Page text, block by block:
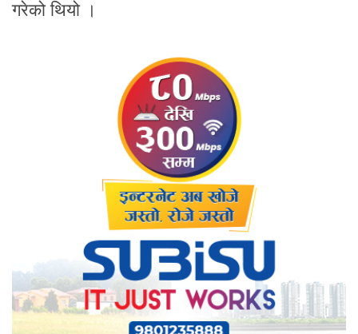
गरेको थियो ।